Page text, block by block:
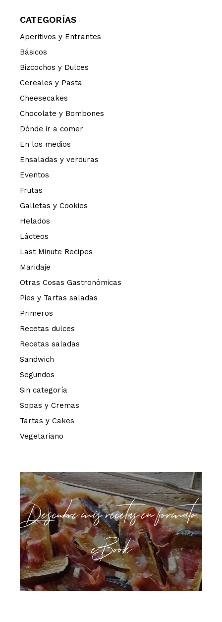
CATEGORÍAS
Aperitivos y Entrantes
Básicos
Bizcochos y Dulces
Cereales y Pasta
Cheesecakes
Chocolate y Bombones
Dónde ir a comer
En los medios
Ensaladas y verduras
Eventos
Frutas
Galletas y Cookies
Helados
Lácteos
Last Minute Recipes
Maridaje
Otras Cosas Gastronómicas
Pies y Tartas saladas
Primeros
Recetas dulces
Recetas saladas
Sandwich
Segundos
Sin categoría
Sopas y Cremas
Tartas y Cakes
Vegetariano
Descubre mis recetas en formato
eBook